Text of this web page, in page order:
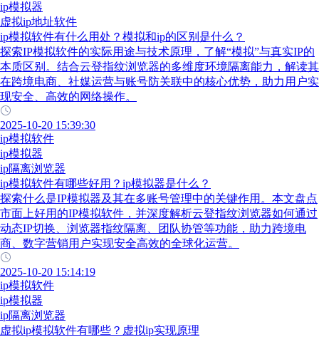
ip模拟器
虚拟ip地址软件
ip模拟软件有什么用处？模拟和ip的区别是什么？
探索IP模拟软件的实际用途与技术原理，了解“模拟”与真实IP的
本质区别。结合云登指纹浏览器的多维度环境隔离能力，解读其
在跨境电商、社媒运营与账号防关联中的核心优势，助力用户实
现安全、高效的网络操作。
2025-10-20 15:39:30
ip模拟软件
ip模拟器
ip隔离浏览器
ip模拟软件有哪些好用？ip模拟器是什么？
探索什么是IP模拟器及其在多账号管理中的关键作用。本文盘点
市面上好用的IP模拟软件，并深度解析云登指纹浏览器如何通过
动态IP切换、浏览器指纹隔离、团队协管等功能，助力跨境电
商、数字营销用户实现安全高效的全球化运营。
2025-10-20 15:14:19
ip模拟软件
ip模拟器
ip隔离浏览器
虚拟ip模拟软件有哪些？虚拟ip实现原理